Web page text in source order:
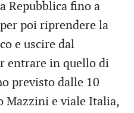
Repubblica fino a
poi riprendere la
e uscire dal
entrare in quello di
previsto dalle 10
Mazzini e viale Italia,